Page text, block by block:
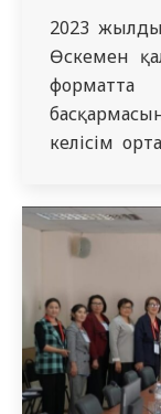
2023
Өскемен
келісім
Шығыс